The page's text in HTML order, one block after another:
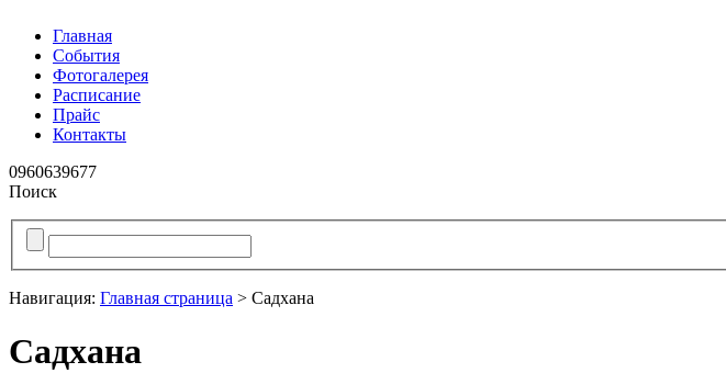
Главная
События
Фотогалерея
Расписание
Прайс
Контакты
0960639677
Поиск
Навигация: Главная страница > Садхана
Садхана